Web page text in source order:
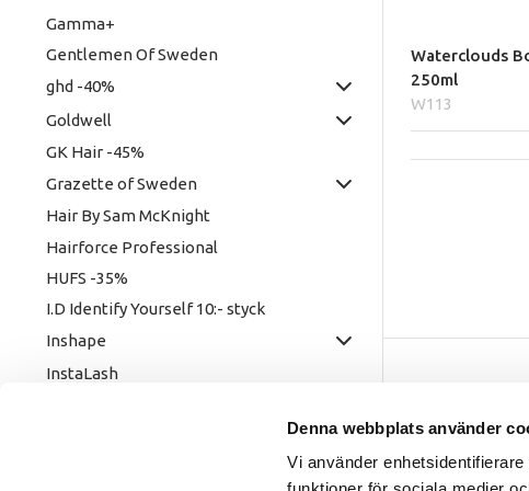
Denna webbplats använder
Vi använder
Gamma+
Gentlemen Of Sweden
ghd -40%
Goldwell
GK Hair -45%
Grazette of Sweden
Hair By Sam McKnight
Hairforce Professional
HUFS -35%
I.D Identify Yourself 10:- styck
Inshape
InstaLash
Waterclouds
250ml
W113